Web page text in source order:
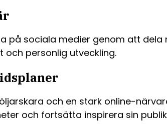
på sociala medier genom att
personlig utveckling.
och en stark online-
och fortsätta inspirera sin